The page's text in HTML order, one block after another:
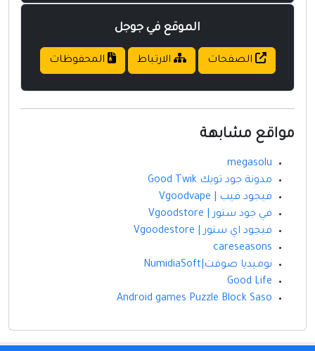
الموقع في جوجل
الصفحات الارتباط المحفوظات
مواقع مشابهة
megasolu
مدونة جود تويك Good Twik
فيجود فيب | Vgoodvape
في جود ستور | Vgoodstore
فيجود اي ستور | Vgoodestore
careseasons
نوميديا صوفت|NumidiaSoft
Good Life
Android games Puzzle Block Saso